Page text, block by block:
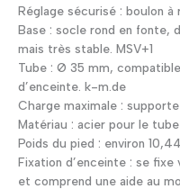
Réglage sécurisé : boulon
Base : socle rond en fonte,
mais très stable. MSV+1
Tube : Ø 35 mm,
d’enceinte. k-m.de
Charge maximale :
Matériau : acier pour le
Poids du pied : environ
Fixation d’enceinte : se fixe
et comprend une aide au